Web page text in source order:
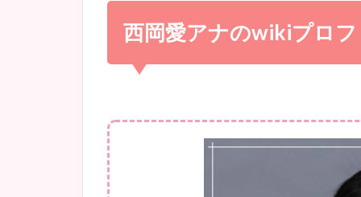
西岡愛アナのwikiプロ